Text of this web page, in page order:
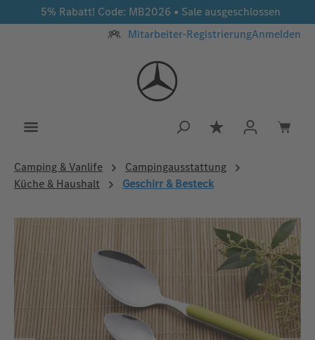
Zum Hauptinhalt springen
5% Rabatt! Code: MB2026 • Sale ausgeschlossen
Mitarbeiter-RegistrierungAnmelden
Du hast 0
Camping & Vanlife
Campingausstattung
Küche & Haushalt
Geschirr & Besteck